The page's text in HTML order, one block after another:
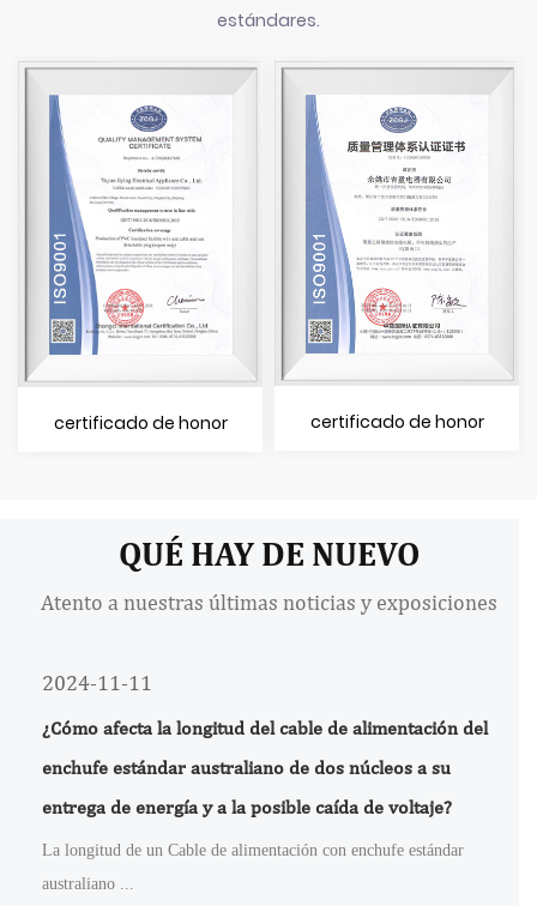
estándares.
certificado de honor certificado de honor
QUÉ HAY DE NUEVO
Atento a nuestras últimas noticias y exposiciones
2024-11-11
¿Cómo afecta la longitud del cable de alimentación del
enchufe estándar australiano de dos núcleos a su
entrega de energía y a la posible caída de voltaje?
La longitud de un Cable de alimentación con enchufe estándar
australiano ...